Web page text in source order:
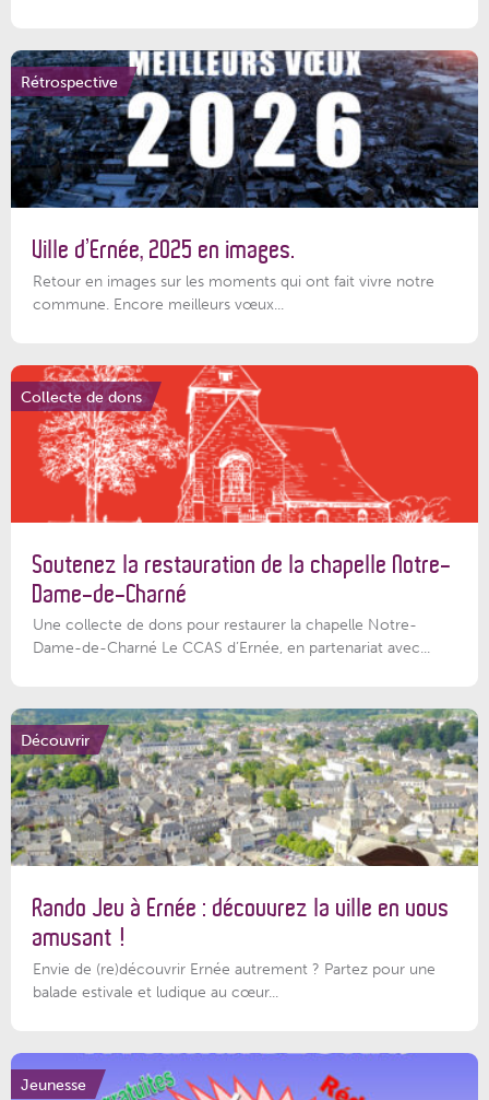
Rétrospective
Ville d’Ernée, 2025 en images.
Retour en images sur les moments qui ont fait vivre notre
commune. Encore meilleurs vœux...
Collecte de dons
Soutenez la restauration de la chapelle Notre-
Dame-de-Charné
Une collecte de dons pour restaurer la chapelle Notre-
Dame-de-Charné Le CCAS d’Ernée, en partenariat avec...
Découvrir
Rando Jeu à Ernée : découvrez la ville en vous
amusant !
Envie de (re)découvrir Ernée autrement ? Partez pour une
balade estivale et ludique au cœur...
Jeunesse